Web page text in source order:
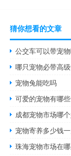
猜你想看的文章
公交车可以带宠
哪只宠物必带高
宠物兔能吃吗
可爱的宠物有哪些
成都宠物市场哪
宠物寄养多少钱
珠海宠物市场在